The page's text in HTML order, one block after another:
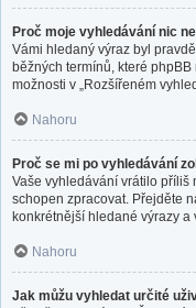
Proč moje vyhledávání nic
Vámi hledaný výraz byl
běžných termínů, které
možnosti v „Rozšířeném
Nahoru
Proč se mi po vyhledávání
Vaše vyhledávání vrátilo příliš
schopen zpracovat. Přejděte
konkrétnější hledané výrazy
Nahoru
Jak můžu vyhledat určité